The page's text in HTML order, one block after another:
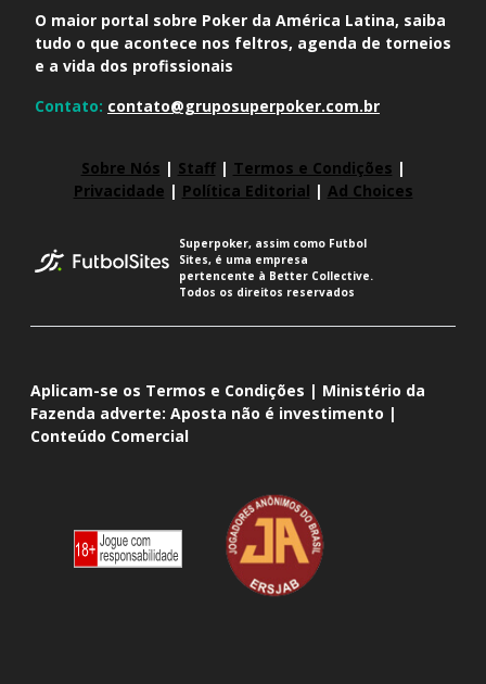
O maior portal sobre Poker da América Latina, saiba
tudo o que acontece nos feltros, agenda de torneios
e a vida dos profissionais
Contato: contato@gruposuperpoker.com.br
Sobre Nós | Staff| Termos e Condições |
Privacidade | Política Editorial | Ad Choices
Superpoker, assim como Futbol
Sites, é uma empresa
pertencente à Better Collective.
Todos os direitos reservados
Aplicam-se os Termos e Condições | Ministério da
Fazenda adverte: Aposta não é investimento |
Conteúdo Comercial